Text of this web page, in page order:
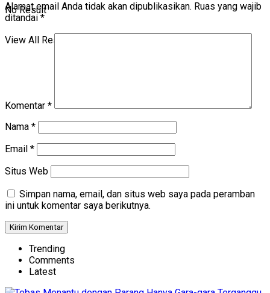
No Result
View All Result
Alamat email Anda tidak akan dipublikasikan. Ruas yang wajib
ditandai *
Komentar *
Nama *
Email *
Situs Web
Simpan nama, email, dan situs web saya pada peramban
ini untuk komentar saya berikutnya.
Trending
Comments
Latest